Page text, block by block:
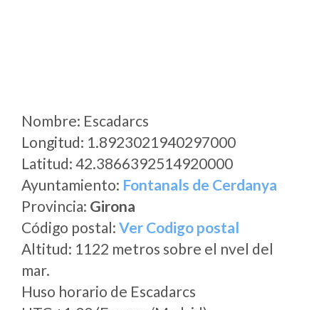
Nombre: Escadarcs
Longitud: 1.8923021940297000
Latitud: 42.3866392514920000
Ayuntamiento: Fontanals de Cerdanya
Provincia: Girona
Código postal: Ver Codigo postal
Altitud: 1122 metros sobre el nvel del
mar.
Huso horario de Escadarcs